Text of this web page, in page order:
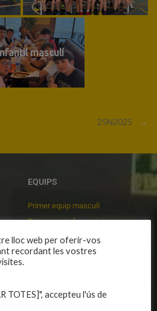
masculí
25N2025 →
EQUIPS
Primer equip masculí
Primer equip femení
Equips masculins
Equips femenins
Patrocinadors
lloc web per oferir-vos
recordant les vostres
TOTES]", accepteu l'ús de